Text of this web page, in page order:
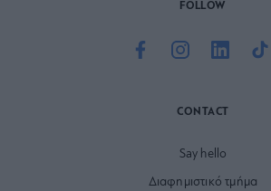
FOLLOW
CONTACT
Say hello
Διαφημιστικό τμήμα